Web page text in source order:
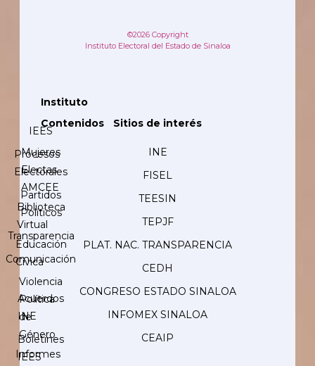
©2026 Copyright
Instituto Electoral del Estado de Sinaloa
Instituto
IEES
Procesos
Electorales
Partidos
Políticos
Transparencia
Comunicación
Acuerdos
INE
Boletines
IEES
Contenidos
Mujeres
Electas
AMCEE
Biblioteca
Virtual
Educación
Cívica
Violencia
Política
de
Género
Informes
Sitios de interés
INE
FISEL
TEESIN
TEPJF
PLAT. NAC. TRANSPARENCIA
CEDH
CONGRESO ESTADO SINALOA
INFOMEX SINALOA
CEAIP